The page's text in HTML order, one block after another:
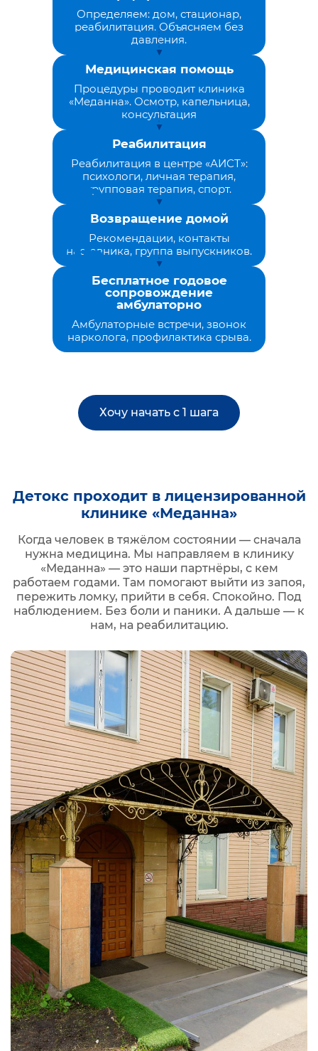
Определяем: дом, стационар,
реабилитация. Объясняем без
давления.
Медицинская помощь
Процедуры проводит клиника
«Меданна». Осмотр, капельница,
консультация
Реабилитация
Реабилитация в центре «АИСТ»:
психологи, личная терапия,
групповая терапия, спорт.
Возвращение домой
Рекомендации, контакты
наставника, группа выпускников.
Бесплатное годовое
сопровождение
амбулаторно
Амбулаторные встречи, звонок
нарколога, профилактика срыва.
Хочу начать с 1 шага
Детокс проходит в лицензированной
клинике «Меданна»
Когда человек в тяжёлом состоянии — сначала
нужна медицина. Мы направляем в клинику
«Меданна» — это наши партнёры, с кем
работаем годами. Там помогают выйти из запоя,
пережить ломку, прийти в себя. Спокойно. Под
наблюдением. Без боли и паники. А дальше — к
нам, на реабилитацию.